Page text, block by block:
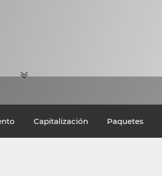
Capitalización Paquetes